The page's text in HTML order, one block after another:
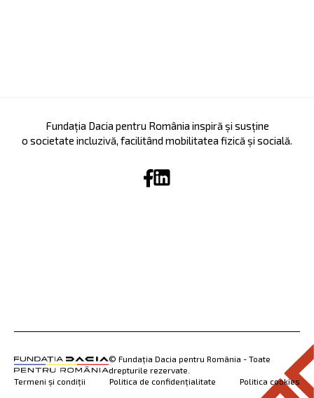
Fundația Dacia pentru România inspiră și susține
o societate incluzivă, facilitând mobilitatea fizică și socială.
© Fundația Dacia pentru România - Toate
drepturile rezervate.
Termeni și condiții
Politica de confidențialitate Politica cookies